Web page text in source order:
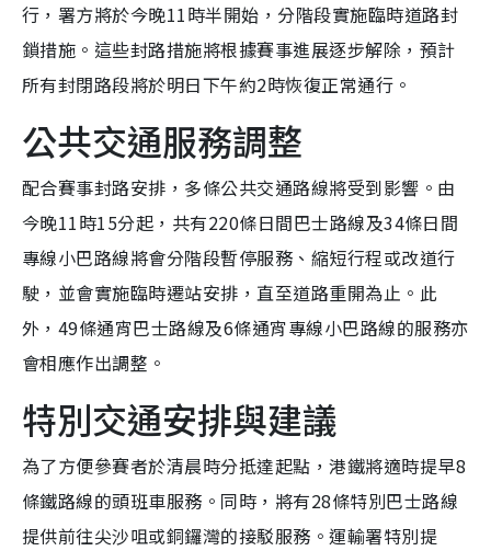
行，署方將於今晚11時半開始，分階段實施臨時道路封
鎖措施。這些封路措施將根據賽事進展逐步解除，預計
所有封閉路段將於明日下午約2時恢復正常通行。
公共交通服務調整
配合賽事封路安排，多條公共交通路線將受到影響。由
今晚11時15分起，共有220條日間巴士路線及34條日間
專線小巴路線將會分階段暫停服務、縮短行程或改道行
駛，並會實施臨時遷站安排，直至道路重開為止。此
外，49條通宵巴士路線及6條通宵專線小巴路線的服務亦
會相應作出調整。
特別交通安排與建議
為了方便參賽者於清晨時分抵達起點，港鐵將適時提早8
條鐵路線的頭班車服務。同時，將有28條特別巴士路線
提供前往尖沙咀或銅鑼灣的接駁服務。運輸署特別提